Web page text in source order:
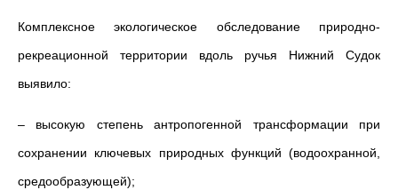
Комплексное экологическое обследование природно-
рекреационной территории вдоль ручья Нижний Судок
выявило:
– высокую степень антропогенной трансформации при
сохранении ключевых природных функций (водоохранной,
средообразующей);